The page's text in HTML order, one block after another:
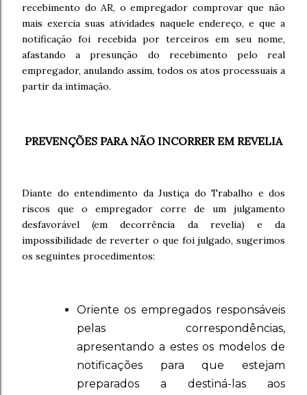
recebimento do AR, o empregador comprovar que não
mais exercia suas atividades naquele endereço, e que a
notificação foi recebida por terceiros em seu nome,
afastando a presunção do recebimento pelo real
empregador, anulando assim, todos os atos processuais a
partir da intimação.
PREVENÇÕES PARA NÃO INCORRER EM REVELIA
Diante do entendimento da Justiça do Trabalho e dos
riscos que o empregador corre de um julgamento
desfavorável (em decorrência da revelia) e da
impossibilidade de reverter o que foi julgado, sugerimos
os seguintes procedimentos:
Oriente os empregados responsáveis
pelas correspondências,
apresentando a estes os modelos de
notificações para que estejam
preparados a destiná-las aos